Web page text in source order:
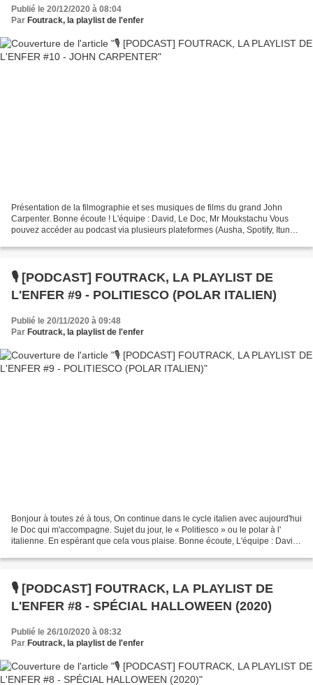
Publié le 20/12/2020 à 08:04
Par Foutrack, la playlist de l'enfer
Présentation de la filmographie et ses musiques de films du grand John
Carpenter. Bonne écoute ! L'équipe : David, Le Doc, Mr Moukstachu Vous
pouvez accéder au podcast via plusieurs plateformes (Ausha, Spotify, Itune,
🎙️ [PODCAST] FOUTRACK, LA PLAYLIST DE
L'ENFER #9 - POLITIESCO (POLAR ITALIEN)
Publié le 20/11/2020 à 09:48
Par Foutrack, la playlist de l'enfer
Bonjour à toutes zé à tous, On continue dans le cycle italien avec aujourd'hui
le Doc qui m'accompagne. Sujet du jour, le « Politiesco » ou le polar à l'
italienne. En espérant que cela vous plaise. Bonne écoute, L'équipe : David,
🎙️ [PODCAST] FOUTRACK, LA PLAYLIST DE
L'ENFER #8 - SPÉCIAL HALLOWEEN (2020)
Publié le 26/10/2020 à 08:32
Par Foutrack, la playlist de l'enfer